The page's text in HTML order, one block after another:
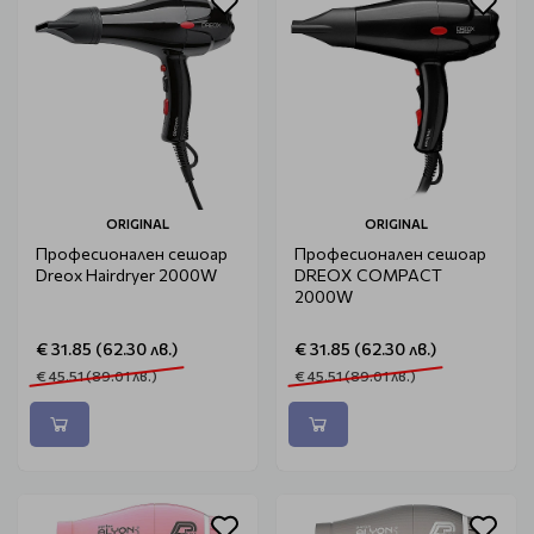
ORIGINAL
Професионален сешоар
Dreox Hairdryer 2000W
€ 31.85 (62.30 лв.)
€ 45.51 (89.01 лв.)
ORIGINAL
Професионален сешоар
DREOX COMPACT
2000W
€ 31.85 (62.30 лв.)
€ 45.51 (89.01 лв.)